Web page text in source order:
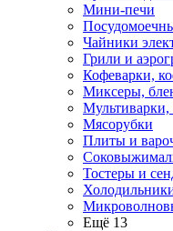
Мини-печи
Чайники
Грили и
Кофеварки,
Миксеры,
Мультиварки,
Мясорубки
Плиты и
Тостеры и
Ещё 13